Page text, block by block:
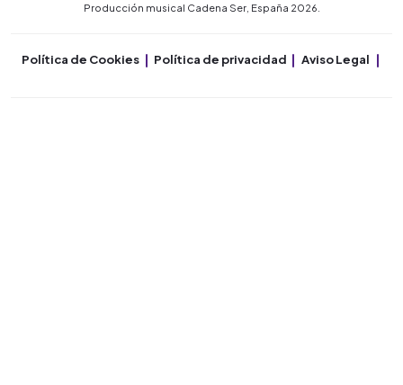
Producción musical Cadena Ser, España 2026.
Política de Cookies Política de privacidad Aviso Legal